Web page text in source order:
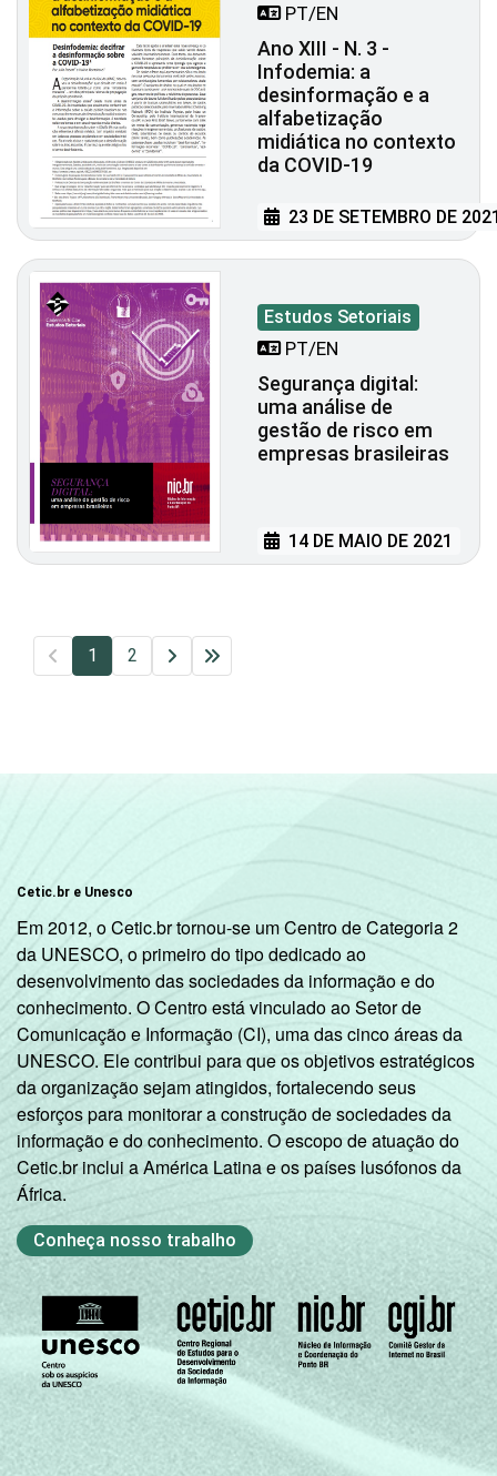
PT/EN
Ano XIII - N. 3 -
Infodemia: a
desinformação e a
alfabetização
midiática no contexto
da COVID-19
23 DE SETEMBRO DE
Estudos Setoriais
PT/EN
Segurança digital:
uma análise de
gestão de risco em
empresas brasileiras
14 DE MAIO DE 2021
1 2
Cetic.br e Unesco
Em 2012, o Cetic.br tornou-se um Centro de Categoria 2
da UNESCO, o primeiro do tipo dedicado ao
desenvolvimento das sociedades da informação e do
conhecimento. O Centro está vinculado ao Setor de
Comunicação e Informação (CI), uma das cinco áreas da
UNESCO. Ele contribui para que os objetivos estratégicos
da organização sejam atingidos, fortalecendo seus
esforços para monitorar a construção de sociedades da
informação e do conhecimento. O escopo de atuação do
Cetic.br inclui a América Latina e os países lusófonos da
África.
Conheça nosso trabalho